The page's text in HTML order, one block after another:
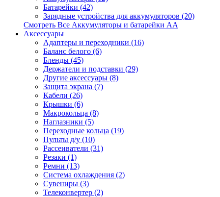
Батарейки (42)
Зарядные устройства для аккумуляторов (20)
Смотреть Все Аккумуляторы и батарейки AA
Аксессуары
Адаптеры и переходники (16)
Баланс белого (6)
Бленды (45)
Держатели и подставки (29)
Другие аксессуары (8)
Защита экрана (7)
Кабели (26)
Крышки (6)
Макрокольца (8)
Наглазники (5)
Переходные кольца (19)
Пульты д/у (10)
Рассеиватели (31)
Резаки (1)
Ремни (13)
Система охлаждения (2)
Сувениры (3)
Телеконвертер (2)